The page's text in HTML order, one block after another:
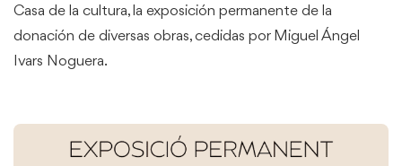
Casa de la cultura, la exposición permanente de la
donación de diversas obras, cedidas por Miguel Ángel
Ivars Noguera.